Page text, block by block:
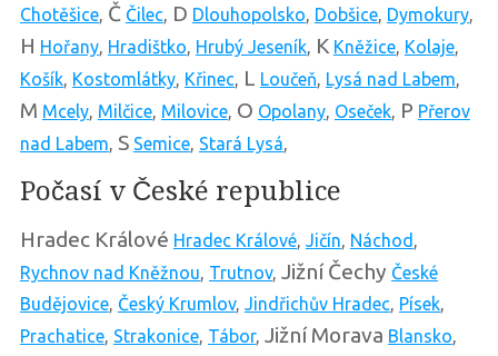
Chotěšice, Č Čilec, D Dlouhopolsko, Dobšice, Dymokury,
H Hořany, Hradištko, Hrubý Jeseník, K Kněžice, Kolaje,
Košík, Kostomlátky, Křinec, L Loučeň, Lysá nad Labem,
M Mcely, Milčice, Milovice, O Opolany, Oseček, P Přerov
nad Labem, S Semice, Stará Lysá,
Počasí v České republice
Hradec Králové Hradec Králové, Jičín, Náchod ,
Rychnov nad Kněžnou, Trutnov, Jižní Čechy České
Budějovice, Český Krumlov, Jindřichův Hradec, Písek,
Prachatice, Strakonice, Tábor, Jižní Morava Blansko,